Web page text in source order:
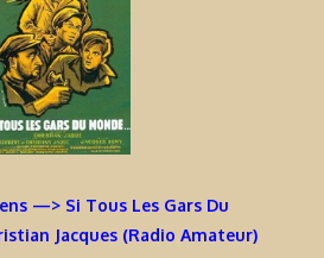
—> Si Tous Les Gars Du
Jacques (Radio Amateur)